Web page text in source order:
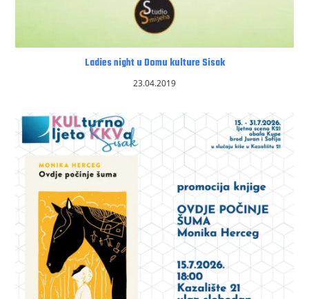
Ladies night u Domu kulture Sisak
23.04.2019